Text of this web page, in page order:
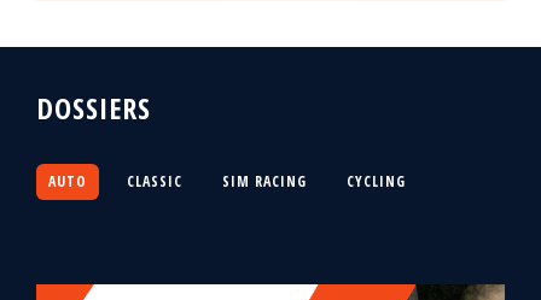
DOSSIERS
AUTO CLASSIC SIM RACING CYCLING